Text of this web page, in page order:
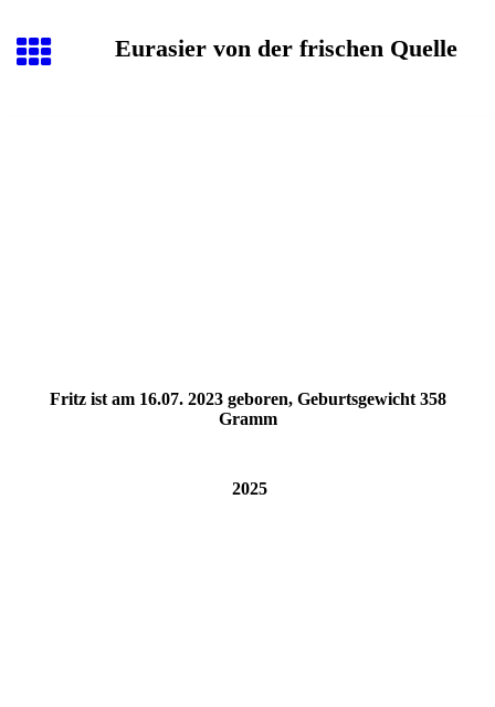
Eurasier von der frischen Quelle
Fritz ist am 16.07. 2023 geboren, Geburtsgewicht 358
Gramm
2025